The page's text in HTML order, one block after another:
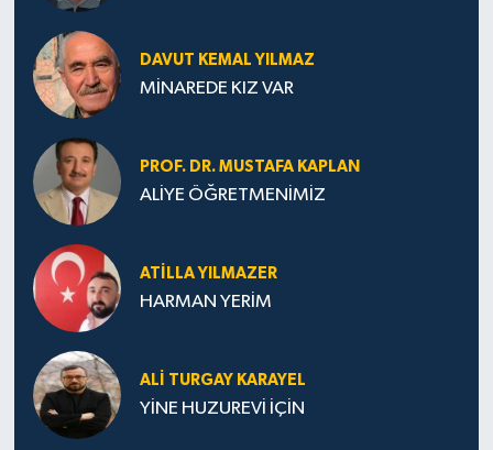
DAVUT KEMAL YILMAZ
MİNAREDE KIZ VAR
PROF. DR. MUSTAFA KAPLAN
ALİYE ÖĞRETMENİMİZ
ATILLA YILMAZER
HARMAN YERİM
ALI TURGAY KARAYEL
YİNE HUZUREVİ İÇİN